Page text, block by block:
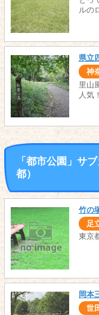
ルの
県立
神
里山
人気！
「都市公園」サ
都）
竹の
足
東京
岡本
世